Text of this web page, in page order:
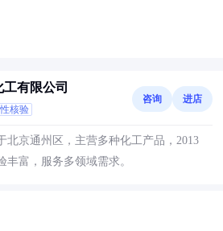
有限公司
核验
咨询 进店
北京通州区，主营多种化工产品，2013
富，服务多领域需求。